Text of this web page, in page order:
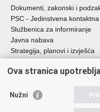
Dokumenti, zakonski i
PSC - Jedinstvena
Službenica za informiranje
Javna nabava
Strategija, planovi i izvješća
Korisne poveznice
Ova stranica
Nužni